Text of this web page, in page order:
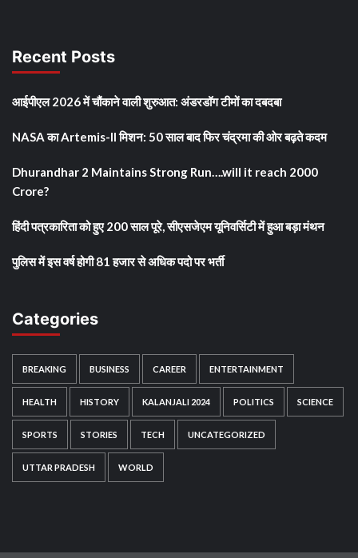
Recent Posts
आईपीएल 2026 में चौंकाने वाली शुरुआत: अंडरडॉग टीमों का दबदबा
NASA का Artemis-II मिशन: 50 साल बाद फिर चंद्रमा की ओर बढ़ते कदम
Dhurandhar 2 Maintains Strong Run….will it reach 2000
Crore?
हिंदी पत्रकारिता को हुए 200 साल पूरे, सीएसजेएम यूनिवर्सिटी में हुआ बड़ा मंथन
पुलिस में इस वर्ष होगी 81 हजार से अधिक पदो पर भर्ती
Categories
BREAKING BUSINESS CAREER ENTERTAINMENT
HEALTH HISTORY KALANJALI 2024 POLITICS SCIENCE
SPORTS STORIES TECH UNCATEGORIZED
UTTAR PRADESH WORLD